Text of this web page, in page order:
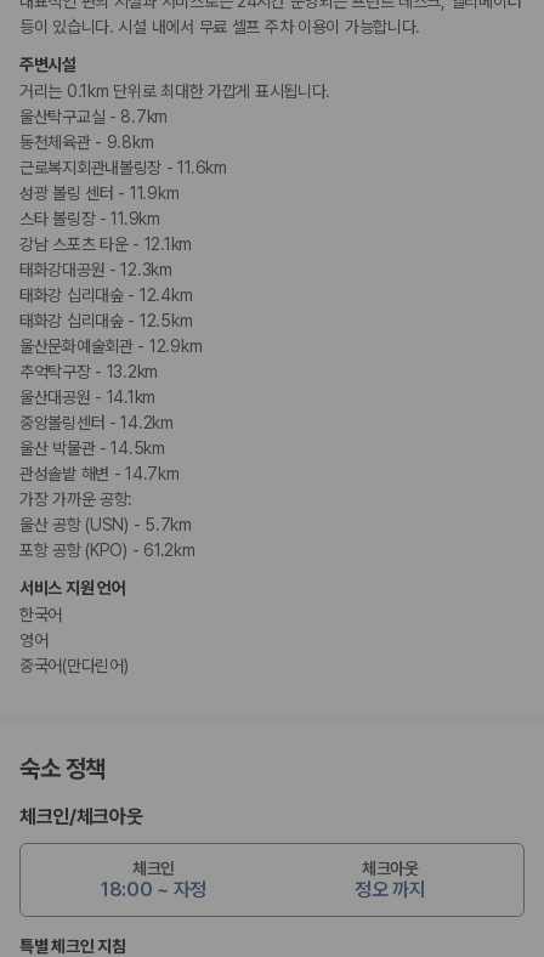
등이 있습니다. 시설 내에서 무료 셀프 주차 이용이 가능합니다.
주변시설
거리는 0.1km 단위로 최대한 가깝게 표시됩니다.
울산탁구교실 - 8.7km
동천체육관 - 9.8km
근로복지회관내볼링장 - 11.6km
성광 볼링 센터 - 11.9km
스타 볼링장 - 11.9km
강남 스포츠 타운 - 12.1km
태화강대공원 - 12.3km
태화강 십리대숲 - 12.4km
태화강 십리대숲 - 12.5km
울산문화예술회관 - 12.9km
추억탁구장 - 13.2km
울산대공원 - 14.1km
중앙볼링센터 - 14.2km
울산 박물관 - 14.5km
관성솔밭 해변 - 14.7km
가장 가까운 공항:
울산 공항 (USN) - 5.7km
포항 공항 (KPO) - 61.2km
서비스 지원 언어
한국어
영어
중국어(만다린어)
숙소 정책
체크인/체크아웃
체크인
18:00 ~ 자정
체크아웃
정오 까지
특별 체크인 지침